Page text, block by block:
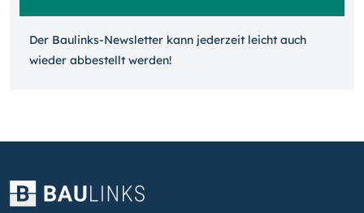
Der Baulinks-Newsletter kann jeder­zeit leicht auch
wieder ab­bestellt werden!